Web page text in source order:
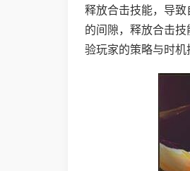
释放合击技能，导
的间隙，释放合击
验玩家的策略与时机